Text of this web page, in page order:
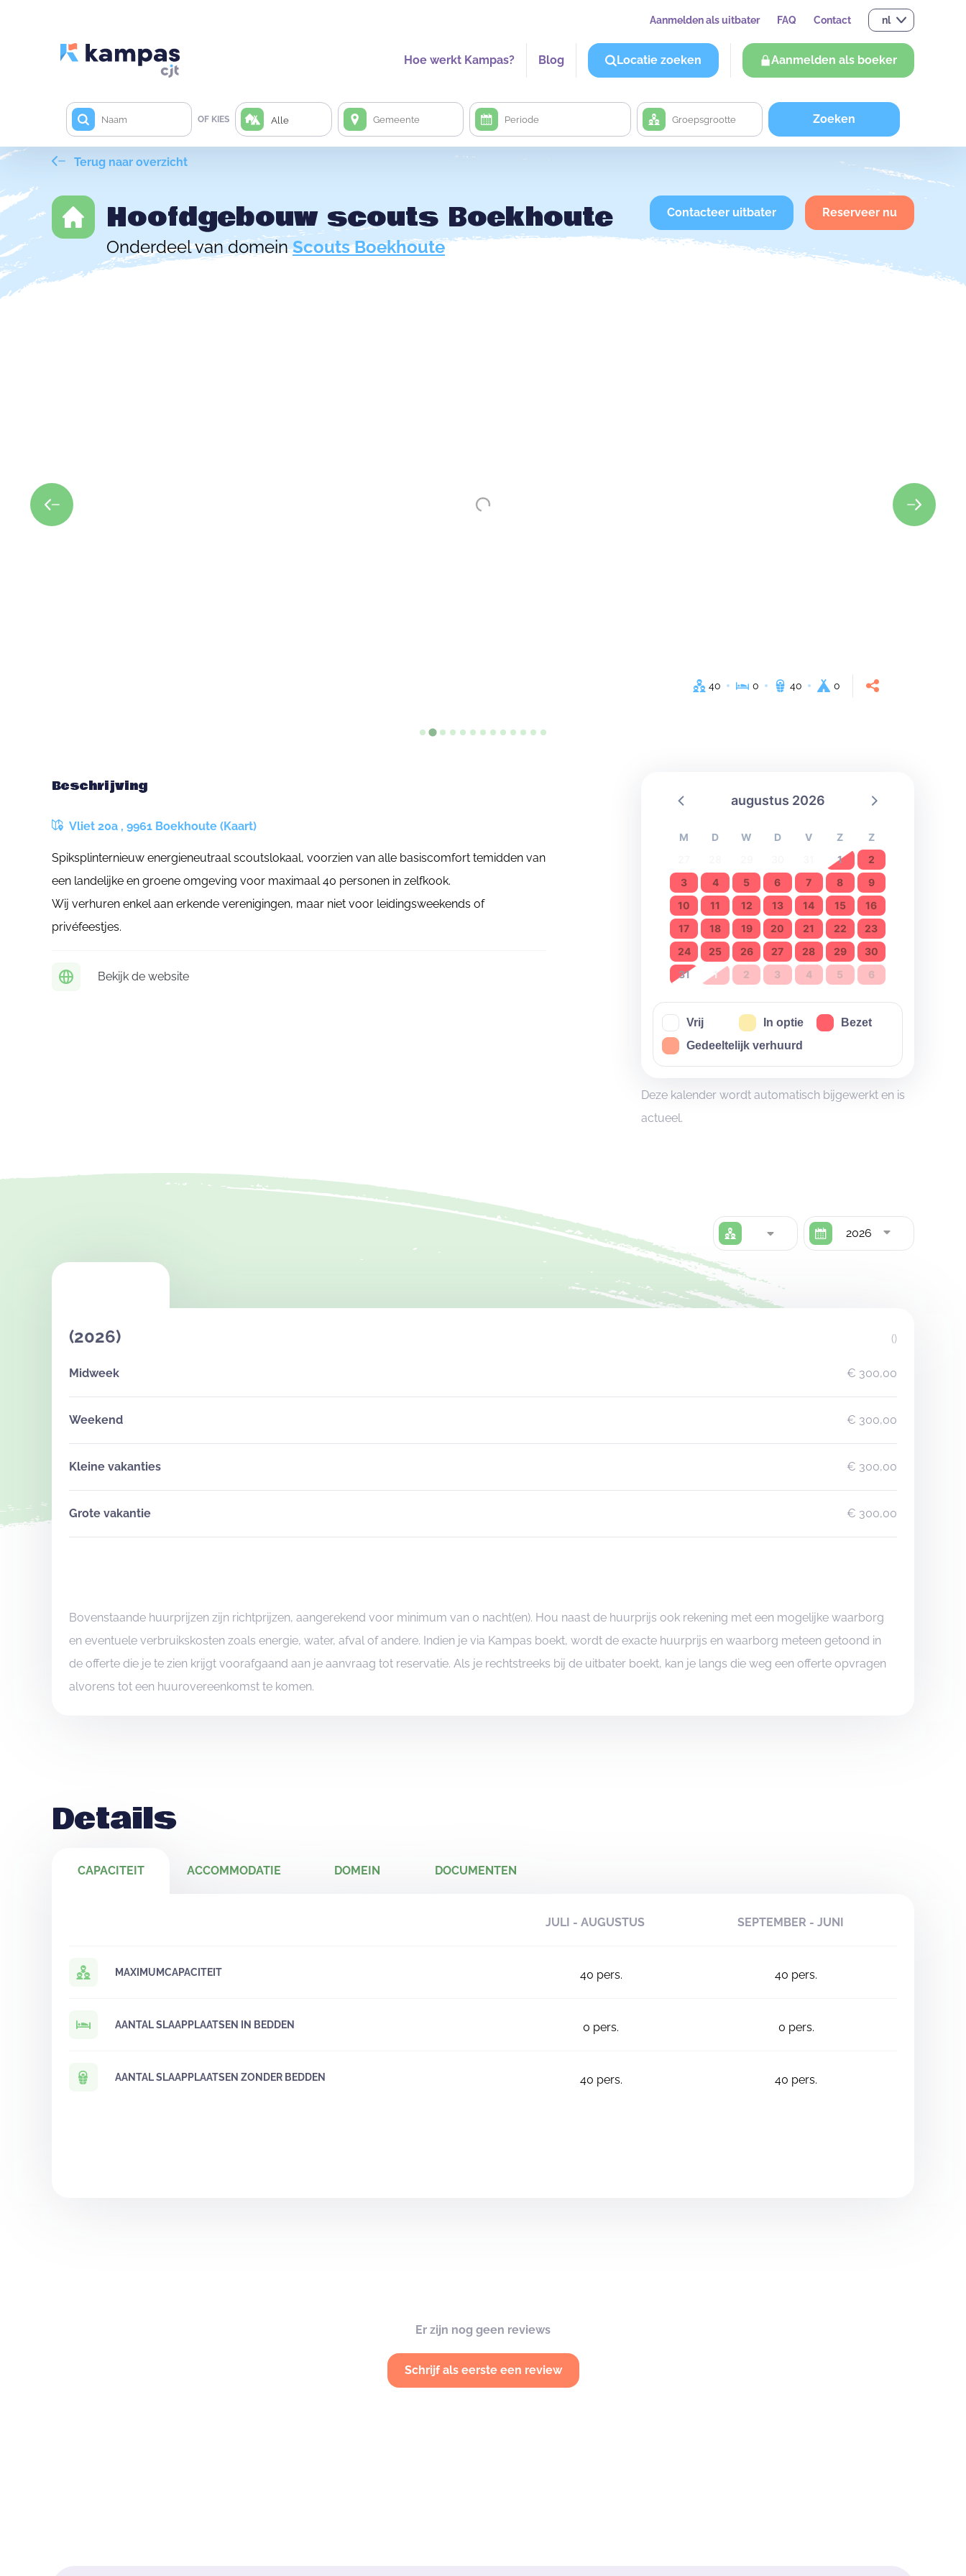
Aanmelden als uitbater FAQ Contact nl
Hoe werkt Kampas? Blog Locatie zoeken Aanmelden als boeker
OF KIES Alle Zoeken
Terug naar overzicht
Hoofdgebouw scouts Boekhoute
Onderdeel van domeinScouts Boekhoute
Contacteer uitbater Reserveer nu
40 0 40 0
Beschrijving
Vliet 20a , 9961 Boekhoute (Kaart)
Spiksplinternieuw energieneutraal scoutslokaal, voorzien van alle basiscomfort temidden van
een landelijke en groene omgeving voor maximaal 40 personen in zelfkook.
Wij verhuren enkel aan erkende verenigingen, maar niet voor leidingsweekends of
privéfeestjes.
Bekijk de website
augustus 2026
M D W D V Z
Z
1
2
3
4 5 6 7 8
9
10
11 12 13 14 15
16
17
18 19 20 21 22
23
24
25 26 27 28 29
30
31
1 2 3 4 5 6
Vrij In optie
Bezet
Gedeeltelijk verhuurd
Deze kalender wordt automatisch bijgewerkt en is
actueel.
2026
(2026) ()
Midweek € 300,00
Weekend € 300,00
Kleine vakanties € 300,00
Grote vakantie € 300,00
Bovenstaande huurprijzen zijn richtprijzen, aangerekend voor minimum van 0 nacht(en). Hou naast de huurprijs ook rekening met een mogelijke waarborg
en eventuele verbruikskosten zoals energie, water, afval of andere. Indien je via Kampas boekt, wordt de exacte huurprijs en waarborg meteen getoond in
de offerte die je te zien krijgt voorafgaand aan je aanvraag tot reservatie. Als je rechtstreeks bij de uitbater boekt, kan je langs die weg een offerte opvragen
alvorens tot een huurovereenkomst te komen.
Details
CAPACITEIT ACCOMMODATIE DOMEIN DOCUMENTEN
JULI - AUGUSTUS SEPTEMBER - JUNI
MAXIMUMCAPACITEIT 40 pers. 40 pers.
AANTAL SLAAPPLAATSEN IN BEDDEN 0 pers. 0 pers.
AANTAL SLAAPPLAATSEN ZONDER BEDDEN 40 pers. 40 pers.
Er zijn nog geen reviews
Schrijf als eerste een review